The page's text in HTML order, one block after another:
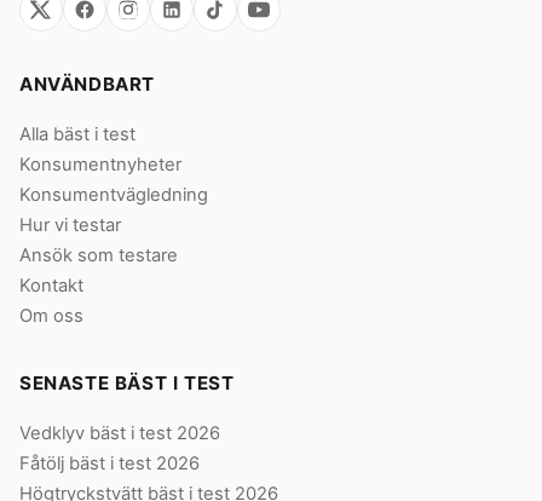
ANVÄNDBART
Alla bäst i test
Konsumentnyheter
Konsumentvägledning
Hur vi testar
Ansök som testare
Kontakt
Om oss
SENASTE BÄST I TEST
Vedklyv bäst i test 2026
Fåtölj bäst i test 2026
Högtryckstvätt bäst i test 2026